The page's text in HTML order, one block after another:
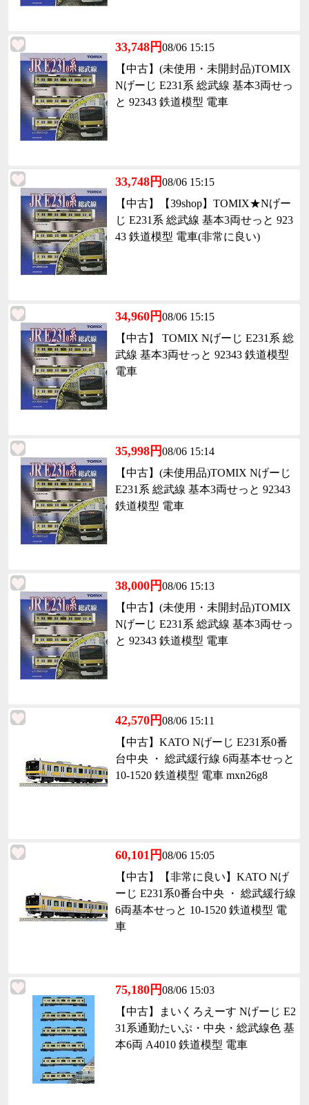
33,748円08/06 15:15
【中古】(未使用・未開封品)TOMIX
Nげーじ E231系 総武線 基本3両せっ
と 92343 鉄道模型 電車
33,748円08/06 15:15
【中古】【39shop】TOMIX★Nげー
じ E231系 総武線 基本3両せっと 923
43 鉄道模型 電車(非常に良い)
34,960円08/06 15:15
【中古】 TOMIX Nげーじ E231系 総
武線 基本3両せっと 92343 鉄道模型
電車
35,998円08/06 15:14
【中古】(未使用品)TOMIX Nげーじ
E231系 総武線 基本3両せっと 92343
鉄道模型 電車
38,000円08/06 15:13
【中古】(未使用・未開封品)TOMIX
Nげーじ E231系 総武線 基本3両せっ
と 92343 鉄道模型 電車
42,570円08/06 15:11
【中古】KATO Nげーじ E231系0番
台中央 ・ 総武緩行線 6両基本せっと
10-1520 鉄道模型 電車 mxn26g8
60,101円08/06 15:05
【中古】【非常に良い】KATO Nげ
ーじ E231系0番台中央 ・ 総武緩行線
6両基本せっと 10-1520 鉄道模型 電
車
75,180円08/06 15:03
【中古】まいくろえーす Nげーじ E2
31系通勤たいぷ・中央・総武線色 基
本6両 A4010 鉄道模型 電車